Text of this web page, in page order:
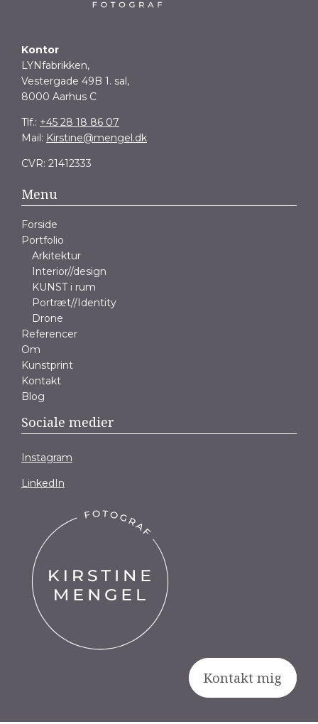
Kontor
LYNfabrikken,
Vestergade 49B 1. sal,
8000 Aarhus C
Tlf.: +45 28 18 86 07
Mail: Kirstine@mengel.dk
CVR: 21412333
Menu
Forside
Portfolio
Arkitektur
Interior//design
KUNST i rum
Portræt//Identity
Drone
Referencer
Om
Kunstprint
Kontakt
Blog
Sociale medier
Instagram
LinkedIn
Kontakt mig